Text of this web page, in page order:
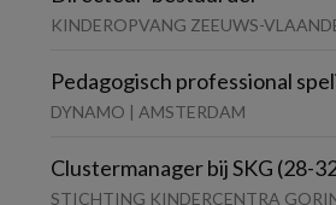
KINDEROPVANG ZEEUWS-
Pedagogisch professional
DYNAMO | AMSTERDAM
Clustermanager bij SKG (28-
STICHTING KINDERCENTRA